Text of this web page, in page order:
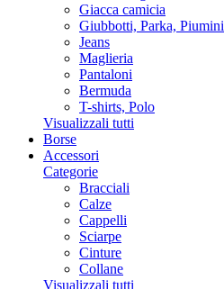
Giacca camicia
Giubbotti, Parka, Piumini
Jeans
Maglieria
Pantaloni
Bermuda
T-shirts, Polo
Visualizzali tutti
Borse
Accessori
Categorie
Bracciali
Calze
Cappelli
Sciarpe
Cinture
Collane
Visualizzali tutti